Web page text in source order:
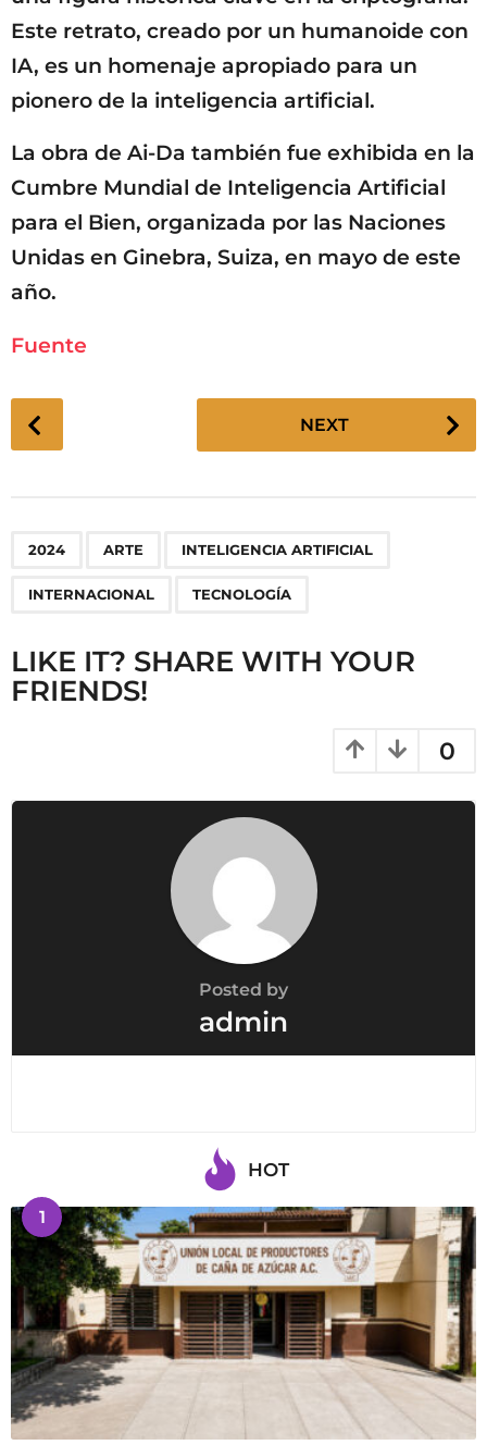
Este retrato, creado por un humanoide con
IA, es un homenaje apropiado para un
pionero de la inteligencia artificial.
La obra de Ai-Da también fue exhibida en la
Cumbre Mundial de Inteligencia Artificial
para el Bien, organizada por las Naciones
Unidas en Ginebra, Suiza, en mayo de este
año.
Fuente
P
o
n
a
t
n
NEXT
2024 ARTE INTELIGENCIA ARTIFICIAL
INTERNACIONAL TECNOLOGÍA
LIKE IT? SHARE WITH YOUR
FRIENDS!
0
Posted by
admin
HOT
1